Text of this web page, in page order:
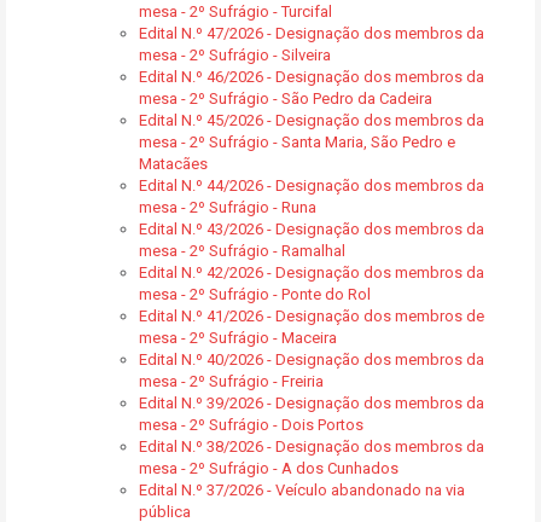
mesa - 2º Sufrágio - Turcifal
Edital N.º 47/2026 - Designação dos membros da
mesa - 2º Sufrágio - Silveira
Edital N.º 46/2026 - Designação dos membros da
mesa - 2º Sufrágio - São Pedro da Cadeira
Edital N.º 45/2026 - Designação dos membros da
mesa - 2º Sufrágio - Santa Maria, São Pedro e
Matacães
Edital N.º 44/2026 - Designação dos membros da
mesa - 2º Sufrágio - Runa
Edital N.º 43/2026 - Designação dos membros da
mesa - 2º Sufrágio - Ramalhal
Edital N.º 42/2026 - Designação dos membros da
mesa - 2º Sufrágio - Ponte do Rol
Edital N.º 41/2026 - Designação dos membros de
mesa - 2º Sufrágio - Maceira
Edital N.º 40/2026 - Designação dos membros da
mesa - 2º Sufrágio - Freiria
Edital N.º 39/2026 - Designação dos membros da
mesa - 2º Sufrágio - Dois Portos
Edital N.º 38/2026 - Designação dos membros da
mesa - 2º Sufrágio - A dos Cunhados
Edital N.º 37/2026 - Veículo abandonado na via
pública